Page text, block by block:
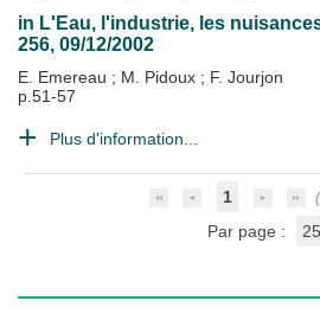
in L'Eau, l'industrie, les
256, 09/12/2002
E. Emereau ; M. Pidoux ; F. Jourjon
p.51-57
Plus d'information...
1
Par page :
25